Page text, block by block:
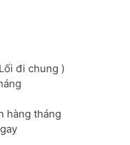
đi chung )
hàng tháng